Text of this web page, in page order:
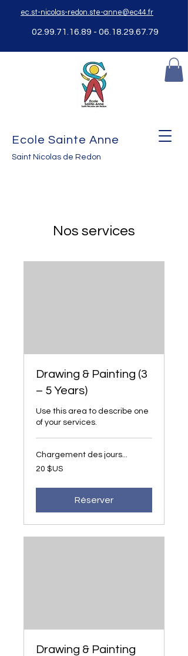
ec.st-nicolas-redon.ste-anne@ec44.fr
02.99.71.16.89 - 06.18.29 .67.79
Ecole Sainte Anne
Saint Nicolas de Redon
Nos services
Drawing & Painting (3
– 5 Years)
Use this area to describe one
of your services.
Chargement des jours...
20
dollars
20 $US
Réserver
Drawing & Painting